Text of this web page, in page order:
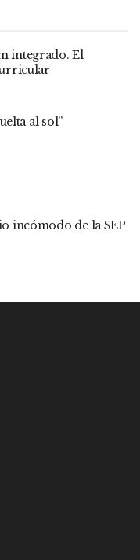
integrado. El
al sol”
incómodo de la SEP